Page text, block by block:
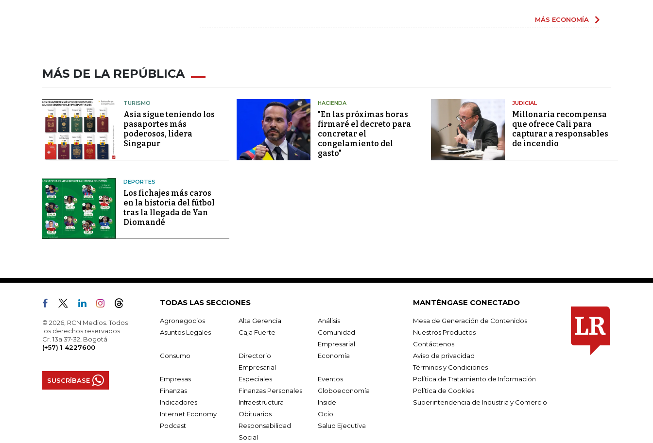
MÁS ECONOMÍA
MÁS DE LA REPÚBLICA
TURISMO
Asia sigue teniendo los
pasaportes más
poderosos, lidera
Singapur
HACIENDA
"En las próximas horas
firmaré el decreto para
concretar el
congelamiento del
gasto"
JUDICIAL
Millonaria recompensa
que ofrece Cali para
capturar a responsables
de incendio
DEPORTES
Los fichajes más caros
en la historia del fútbol
tras la llegada de Yan
Diomandé
© 2026, RCN Medios. Todos
los derechos reservados.
Cr. 13a 37-32, Bogotá
(+57) 1 4227600
SUSCRÍBASE
TODAS LAS SECCIONES
Agronegocios Alta Gerencia
Análisis
Asuntos Legales
Caja Fuerte
Comunidad
Empresarial
Consumo
Directorio
Empresarial
Economía
Empresas Especiales
Eventos
Finanzas
Finanzas Personales
Globoeconomía
Indicadores
Infraestructura
Inside
Internet Economy
Obituarios
Ocio
Podcast
Responsabilidad
Social
Salud Ejecutiva
MANTÉNGASE CONECTADO
Mesa de Generación de Contenidos
Nuestros Productos
Contáctenos
Aviso de privacidad
Términos y Condiciones
Política de Tratamiento de Información
Política de Cookies
Superintendencia de Industria y Comercio